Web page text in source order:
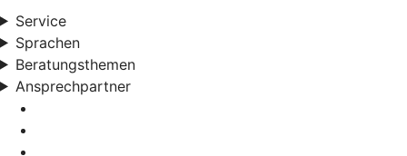
Service
Sprachen
Beratungsthemen
Ansprechpartner